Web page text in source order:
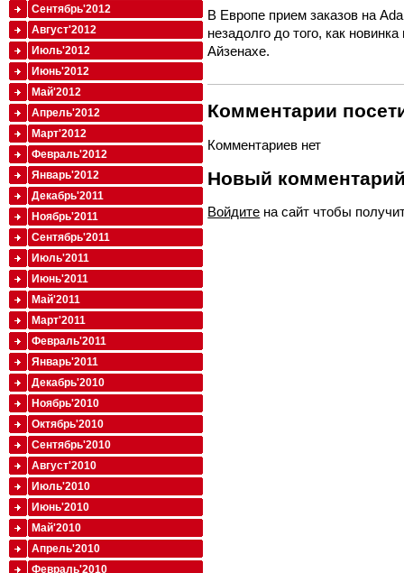
В Европе прием заказов на
незадолго до того, как
Айзенахе.
Комментарии
Комментариев нет
Новый
Войдите на сайт чтобы
Сентябрь'2012
Август'2012
Июль'2012
Июнь'2012
Май'2012
Апрель'2012
Март'2012
Февраль'2012
Январь'2012
Декабрь'2011
Ноябрь'2011
Сентябрь'2011
Июль'2011
Июнь'2011
Май'2011
Март'2011
Февраль'2011
Январь'2011
Декабрь'2010
Ноябрь'2010
Октябрь'2010
Сентябрь'2010
Август'2010
Июль'2010
Июнь'2010
Май'2010
Апрель'2010
Февраль'2010